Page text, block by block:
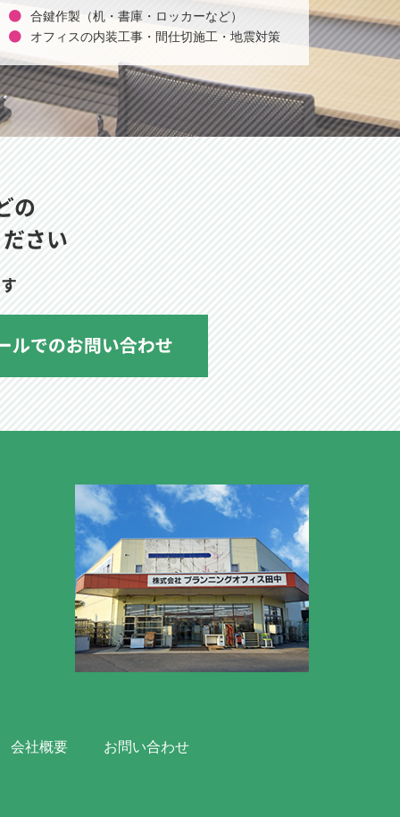
合鍵作製（机・書庫・ロッカーなど）
オフィスの内装工事・間仕切施工・地震対策
の
さい
会社概要 お問い合わせ